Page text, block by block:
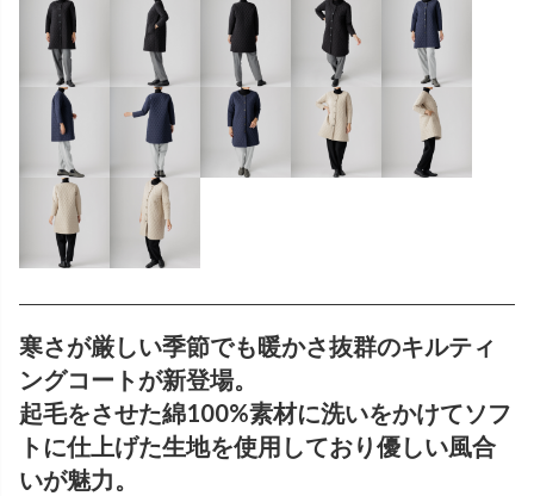
寒さが厳しい季節でも暖かさ抜群のキルティ
ングコートが新登場。
起毛をさせた綿100%素材に洗いをかけてソフ
トに仕上げた生地を使用しており優しい風合
いが魅力。